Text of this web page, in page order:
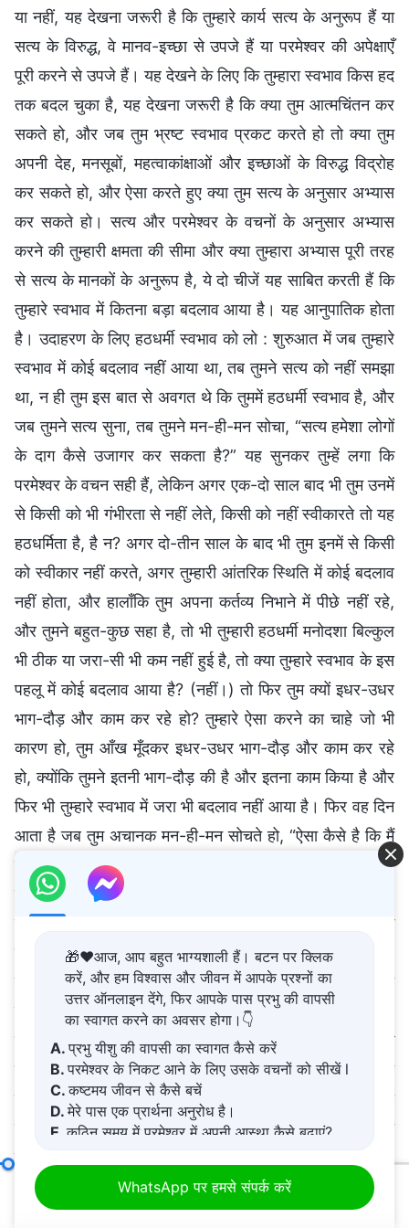
🎁❤️आज, आप बहुत भाग्यशाली हैं। बटन पर क्लिक
करें, और हम विश्वास और जीवन में आपके प्रश्नों का
उत्तर ऑनलाइन देंगे, फिर आपके पास प्रभु की वापसी
का स्वागत करने का अवसर होगा।👇
A.प्रभु यीशु की वापसी का स्वागत कैसे करें
B.परमेश्वर के निकट आने के लिए उसके वचनों को सीखें l
C.कष्टमय जीवन से कैसे बचें
D.मेरे पास एक प्रार्थना अनुरोध है।
E.कठिन समय में परमेश्वर में अपनी आस्था कैसे बढ़ाएं?
WhatsApp पर हमसे संपर्क करें
(भाग तीन)